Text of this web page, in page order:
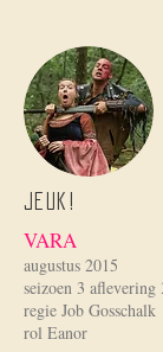
Jeuk!
VARA
augustus 2015
seizoen 3 aflevering
regie Job Gosschalk
rol Eanor